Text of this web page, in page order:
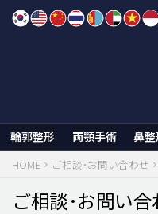
Skip
輪郭整形 両顎手術 鼻整
HOME ご相談･お問い合わせ
ご相談･お問い合